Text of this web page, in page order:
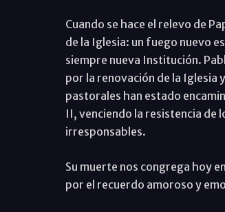
Cuando se hace el relevo de
de la Iglesia: un fuego nuevo
siempre nueva Institución.
por la renovación de la Iglesia
pastorales han estado
II, venciendo la resistencia de
irresponsables.
Su muerte nos congrega hoy
por el recuerdo amoroso y